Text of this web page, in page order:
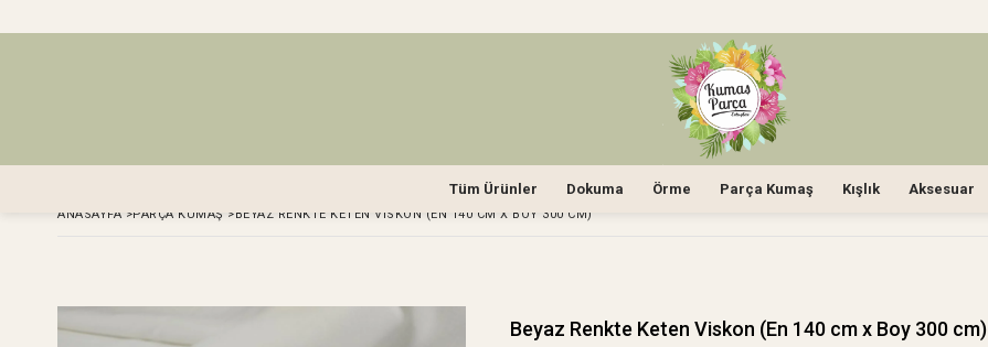
Tüm Ürünler Dokuma Örme Parça Kumaş Kışlık Aksesuar
ANASAYFA >PARÇA KUMAŞ >BEYAZ RENKTE KETEN VISKON (EN 140 CM X BOY 300 CM)
Beyaz Renkte Keten Viskon (En 140 cm x Boy 300 cm)